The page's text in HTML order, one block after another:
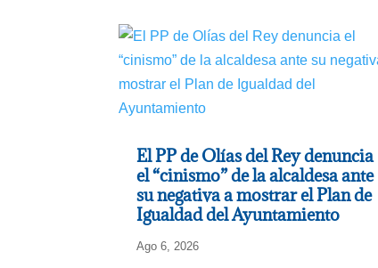
El PP de Olías del Rey denuncia
el “cinismo” de la alcaldesa ante
su negativa a mostrar el Plan de
Igualdad del Ayuntamiento
Ago 6, 2026